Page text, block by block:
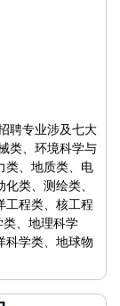
聘专业涉及七大
类、环境科学与
类、地质类、电
类、测绘类、
工程类、核工程
类、地理科学
科学类、地球物